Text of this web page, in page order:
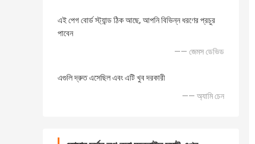
এই পেগ বোর্ড স্ট্যান্ড ঠিক আছে, আপনি বিভিন্ন ধরণের প্রচুর
পাবেন
—— জেমস ডেভিড
এগুলি দ্রুত এসেছিল এবং এটি খুব দরকারী
—— অ্যামি চেন